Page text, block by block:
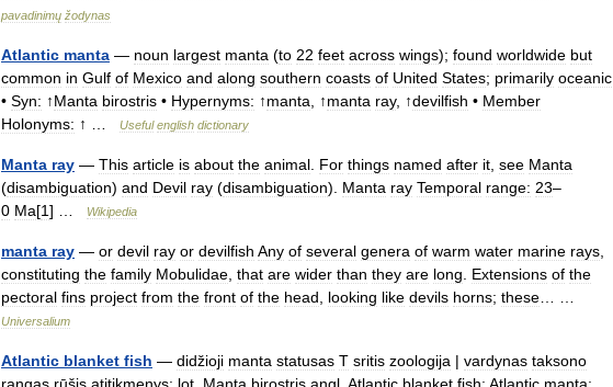
pavadinimų žodynas
Atlantic manta — noun largest manta (to 22 feet across wings); found worldwide but
common in Gulf of Mexico and along southern coasts of United States; primarily oceanic
• Syn: ↑Manta birostris • Hypernyms: ↑manta , ↑manta ray, ↑devilfish • Member
Holonyms: ↑ … Useful english dictionary
Manta ray — This article is about the animal For things named after it see Manta
(disambiguation) and Devil ray (disambiguation). Manta ray Temporal range: 23–
0 Ma[1] … Wikipedia
manta ray — or devil ray or devilfish Any of several genera of warm water marine rays
constituting the family Mobulidae that are wider than they are long Extensions of the
pectoral fins project from the front of the head looking like devils horns; these
Universalium
Atlantic blanket fish — didžioji manta statusas T sritis zoologija | vardynas taksono